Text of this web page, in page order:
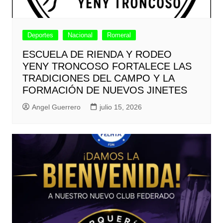
Deportes Nacional Romeral
ESCUELA DE RIENDA Y RODEO
YENY TRONCOSO FORTALECE LAS
TRADICIONES DEL CAMPO Y LA
FORMACIÓN DE NUEVOS JINETES
Angel Guerrero julio 15, 2026